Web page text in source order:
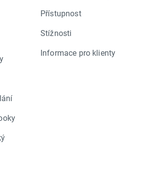
Přístupnost
Stížnosti
Informace pro klienty